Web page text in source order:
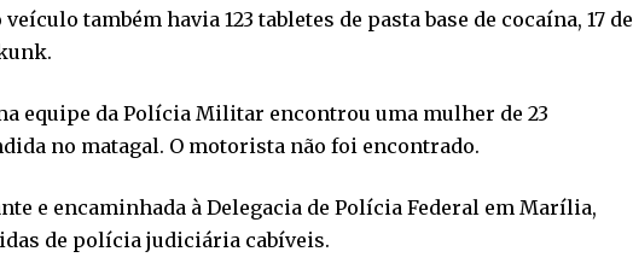
também havia 123 tabletes de pasta base de cocaína, 17 de
equipe da Polícia Militar encontrou uma mulher de 23
no matagal. O motorista não foi encontrado.
e encaminhada à Delegacia de Polícia Federal em Marília,
de polícia judiciária cabíveis.